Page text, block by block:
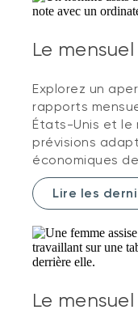
Le
Explorez un
rapports
États-Unis et le
prévisions
économiques
Lire les
Le